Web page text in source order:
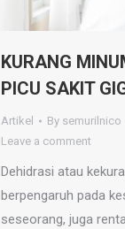
KURANG
PICU SAKIT
Artikel By semurilnico
Leave a comment
Dehidrasi atau
berpengaruh pada
seseorang, juga